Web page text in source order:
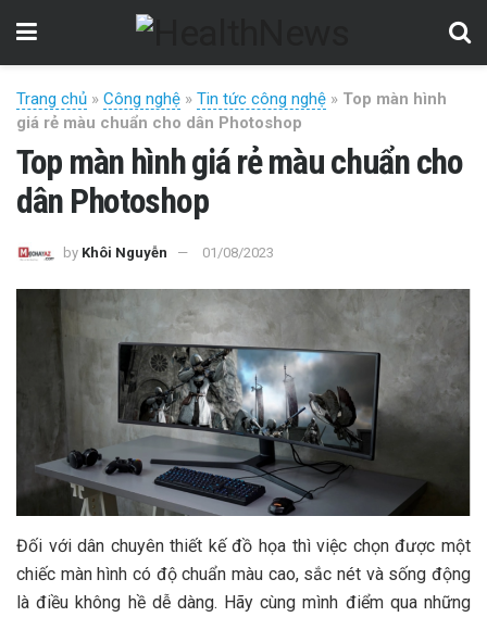
Trang chủ » Công nghệ » Tin tức công nghệ » Top màn hình
giá rẻ màu chuẩn cho dân Photoshop
Top màn hình giá rẻ màu chuẩn cho
dân Photoshop
by Khôi Nguyễn 01/08/2023
Đối với dân chuyên thiết kế đồ họa thì việc chọn được một
chiếc màn hình có độ chuẩn màu cao, sắc nét và sống động
là điều không hề dễ dàng. Hãy cùng mình điểm qua những